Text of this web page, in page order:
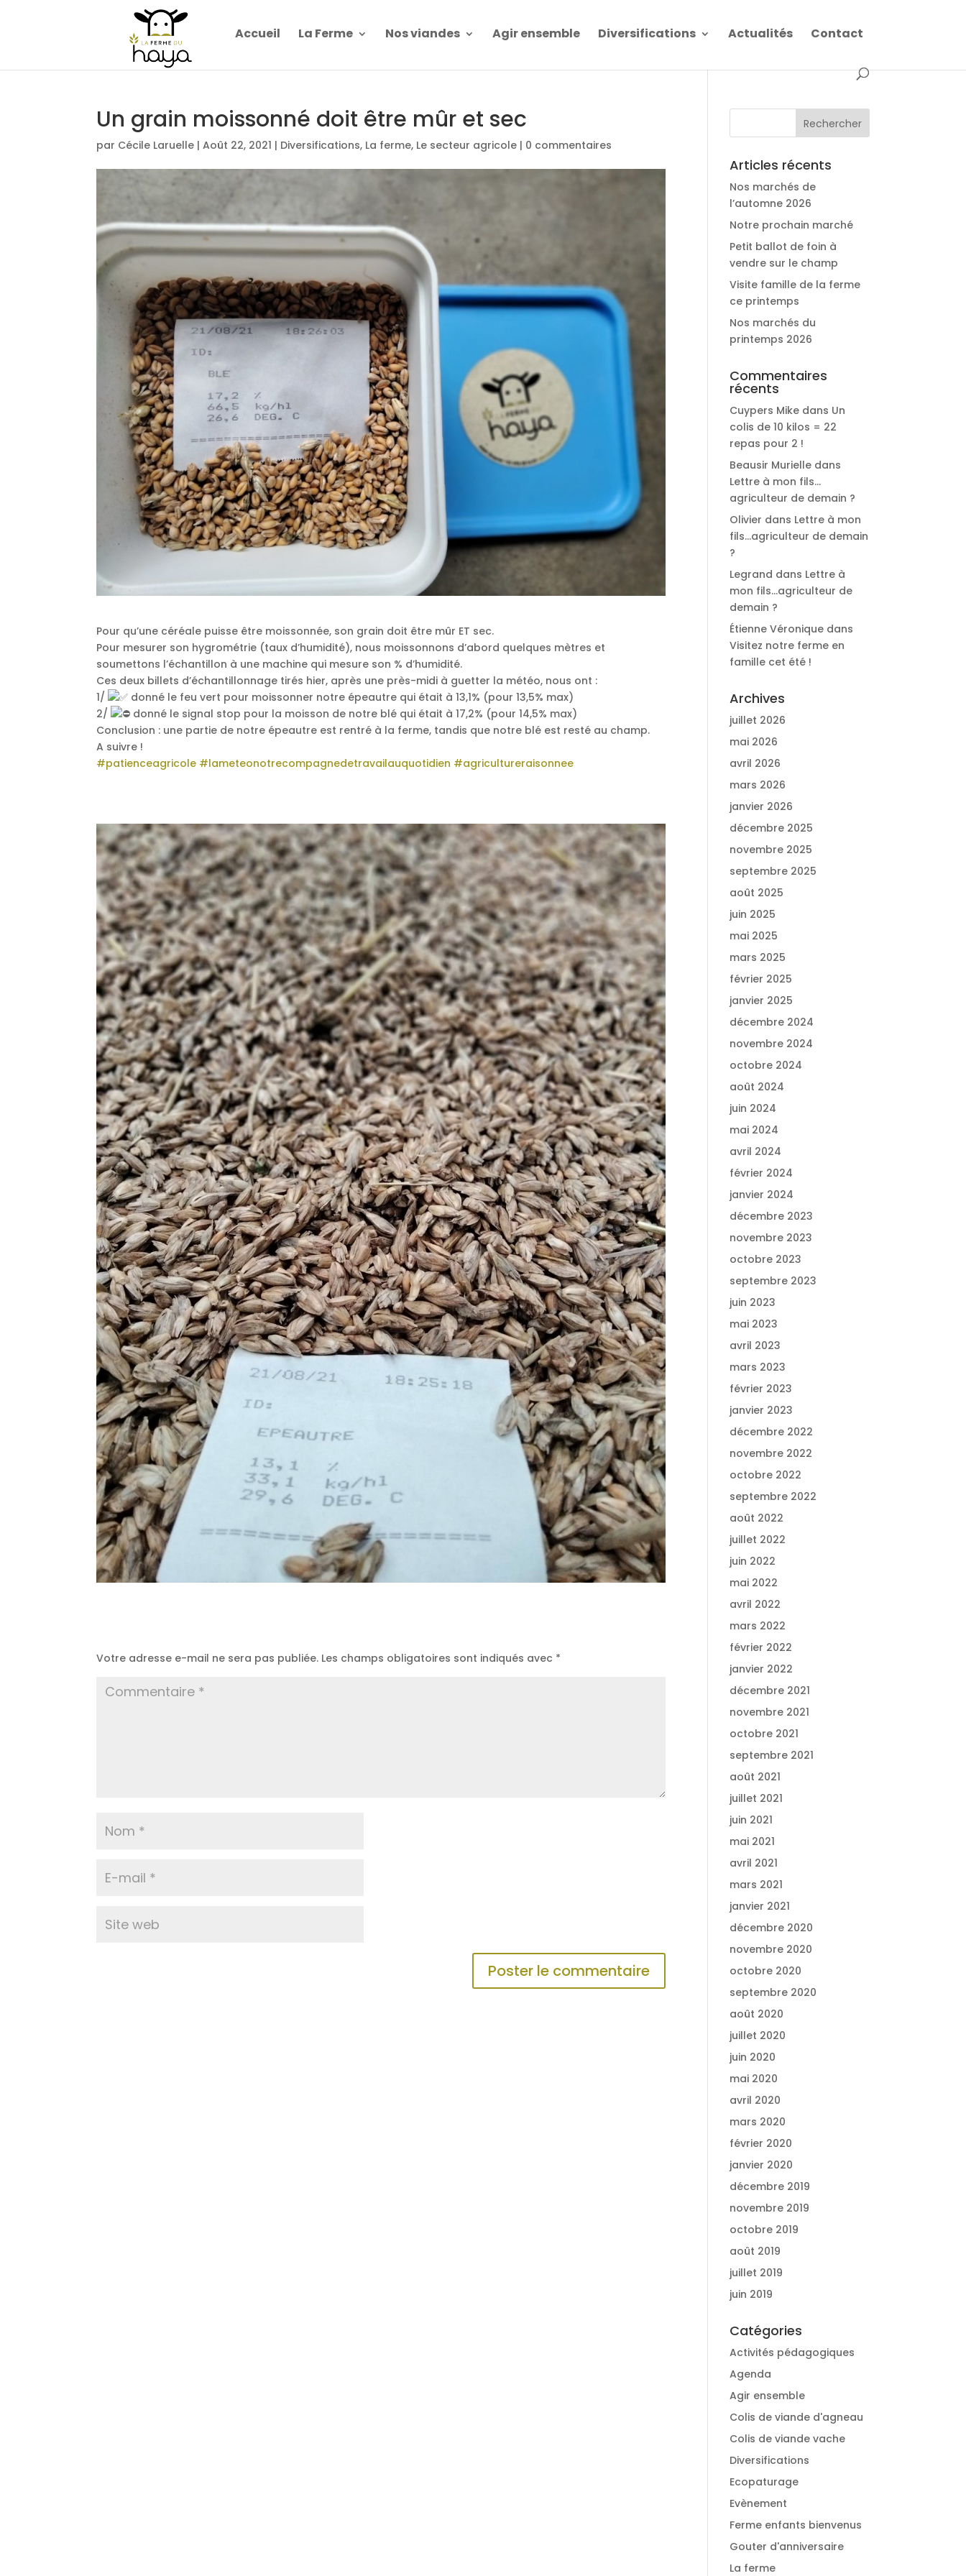
Accueil La Ferme Nos viandes Agir ensemble Diversifications Actualités Contact
Un grain moissonné doit être mûr et sec
par Cécile Laruelle |Août 22, 2021 | Diversifications, La ferme, Le secteur agricole | 0 commentaires
Pour qu’une céréale puisse être moissonnée, son grain doit être mûr ET sec.
Pour mesurer son hygrométrie (taux d’humidité), nous moissonnons d’abord quelques mètres et
soumettons l’échantillon à une machine qui mesure son % d’humidité.
Ces deux billets d’échantillonnage tirés hier, après une près-midi à guetter la météo, nous ont :
1/
donné le feu vert pour moissonner notre épeautre qui était à 13,1% (pour 13,5% max)
2/
donné le signal stop pour la moisson de notre blé qui était à 17,2% (pour 14,5% max)
Conclusion : une partie de notre épeautre est rentré à la ferme, tandis que notre blé est resté au champ.
A suivre !
#patienceagricole #lameteonotrecompagnedetravailauquotidien #agricultureraisonnee
Votre adresse e-mail ne sera pas publiée. Les champs obligatoires sont indiqués avec *
Articles récents
Nos marchés de
l’automne 2026
Notre prochain marché
Petit ballot de foin à
vendre sur le champ
Visite famille de la ferme
ce printemps
Nos marchés du
printemps 2026
Commentaires
récents
Cuypers Mike dans Un
colis de 10 kilos = 22
repas pour 2 !
Beausir Murielle dans
Lettre à mon fils…
agriculteur de demain ?
Olivier dans Lettre à mon
fils…agriculteur de demain
?
Legrand dans Lettre à
mon fils…agriculteur de
demain ?
Étienne Véronique dans
Visitez notre ferme en
famille cet été !
Archives
juillet 2026
mai 2026
avril 2026
mars 2026
janvier 2026
décembre 2025
novembre 2025
septembre 2025
août 2025
juin 2025
mai 2025
mars 2025
février 2025
janvier 2025
décembre 2024
novembre 2024
octobre 2024
août 2024
juin 2024
mai 2024
avril 2024
février 2024
janvier 2024
décembre 2023
novembre 2023
octobre 2023
septembre 2023
juin 2023
mai 2023
avril 2023
mars 2023
février 2023
janvier 2023
décembre 2022
novembre 2022
octobre 2022
septembre 2022
août 2022
juillet 2022
juin 2022
mai 2022
avril 2022
mars 2022
février 2022
janvier 2022
décembre 2021
novembre 2021
octobre 2021
septembre 2021
août 2021
juillet 2021
juin 2021
mai 2021
avril 2021
mars 2021
janvier 2021
décembre 2020
novembre 2020
octobre 2020
septembre 2020
août 2020
juillet 2020
juin 2020
mai 2020
avril 2020
mars 2020
février 2020
janvier 2020
décembre 2019
novembre 2019
octobre 2019
août 2019
juillet 2019
juin 2019
Catégories
Activités pédagogiques
Agenda
Agir ensemble
Colis de viande d'agneau
Colis de viande vache
Diversifications
Ecopaturage
Evènement
Ferme enfants bienvenus
Gouter d'anniversaire
La ferme